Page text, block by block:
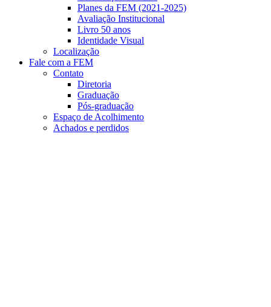
Planes da FEM (2021-2025)
Avaliação Institucional
Livro 50 anos
Identidade Visual
Localização
Fale com a FEM
Contato
Diretoria
Graduação
Pós-graduação
Espaço de Acolhimento
Achados e perdidos